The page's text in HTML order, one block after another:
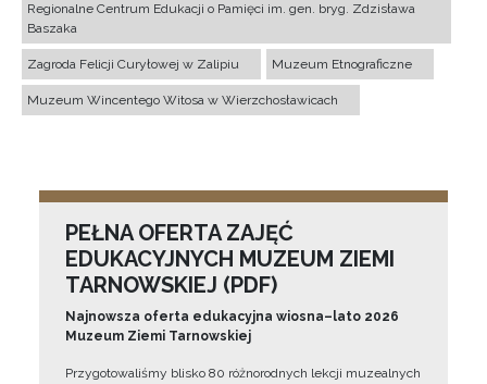
Regionalne Centrum Edukacji o Pamięci im. gen. bryg. Zdzisława
Baszaka
Zagroda Felicji Curyłowej w Zalipiu Muzeum Etnograficzne
Muzeum Wincentego Witosa w Wierzchosławicach
PEŁNA OFERTA ZAJĘĆ
EDUKACYJNYCH MUZEUM ZIEMI
TARNOWSKIEJ (PDF)
Najnowsza oferta edukacyjna wiosna–lato 2026
Muzeum Ziemi Tarnowskiej
Przygotowaliśmy blisko 80 różnorodnych lekcji muzealnych